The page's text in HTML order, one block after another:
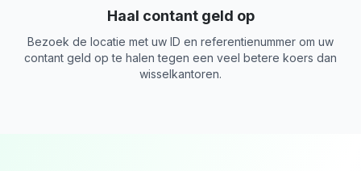
Haal contant geld op
Bezoek de locatie met uw ID en referentienummer om uw
contant geld op te halen tegen een veel betere koers dan
wisselkantoren.